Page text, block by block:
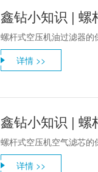
鑫钻小知识 | 螺
螺杆式空压机油过滤器的
详情 >>
鑫钻小知识 | 螺
螺杆式空压机空气滤芯的
详情 >>